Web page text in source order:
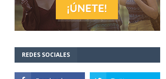
REDES SOCIALES